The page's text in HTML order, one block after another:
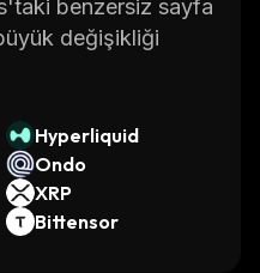
benzersiz sayfa
değişikliği
Hyperliquid
Ondo
XRP
Bittensor